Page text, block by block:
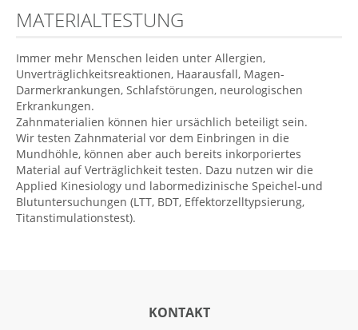
MATERIALTESTUNG
Immer mehr Menschen leiden unter Allergien,
Unverträglichkeitsreaktionen, Haarausfall, Magen-
Darmerkrankungen, Schlafstörungen, neurologischen
Erkrankungen.
Zahnmaterialien können hier ursächlich beteiligt sein.
Wir testen Zahnmaterial vor dem Einbringen in die
Mundhöhle, können aber auch bereits inkorporiertes
Material auf Verträglichkeit testen. Dazu nutzen wir die
Applied Kinesiology und labormedizinische Speichel-und
Blutuntersuchungen (LTT, BDT, Effektorzelltypsierung,
Titanstimulationstest).
KONTAKT